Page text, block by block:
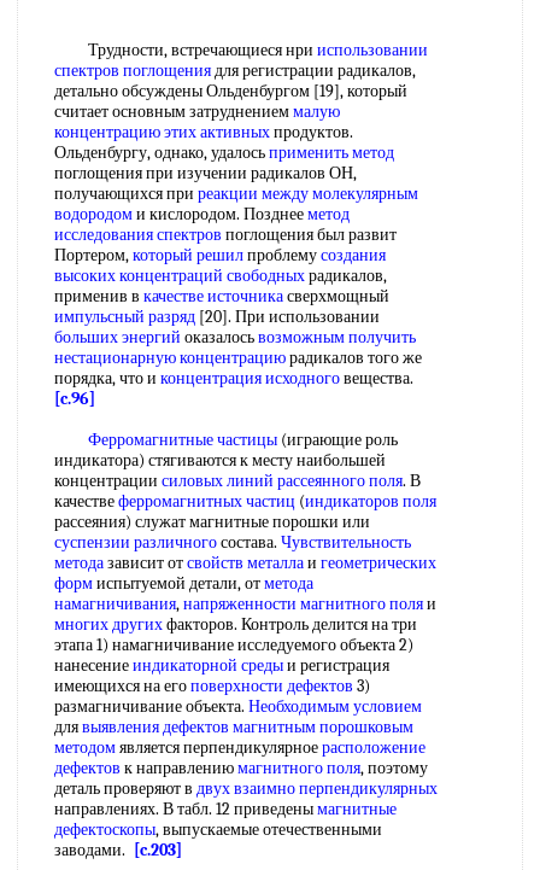
Трудности, встречающиеся нри использовании
спектров поглощениядля регистрации радикалов,
детально обсуждены Ольденбургом [19], который
считает основным затруднениеммалую
концентрациюэтих активныхпродуктов.
Ольденбургу, однако, удалосьприменить метод
поглощения при изучении радикалов ОН,
получающихся при реакции междумолекулярным
водородоми кислородом. Позднееметод
исследования спектров поглощения был развит
Портером,который решилпроблемусоздания
высокихконцентраций свободныхрадикалов,
применив в качестве источникасверхмощный
импульсный разряд [20]. При использовании
больших энергий оказалосьвозможным получить
нестационарную концентрациюрадикалов того же
порядка, что и концентрация исходноговещества.
[c.96]
Ферромагнитные частицы (играющие роль
индикатора) стягиваются к месту наибольшей
концентрации силовых линий рассеянного поля. В
качествеферромагнитных частиц (индикаторов поля
рассеяния) служат магнитные порошки или
суспензии различногосостава. Чувствительность
методазависит отсвойств металлаи геометрических
формиспытуемой детали, отметода
намагничивания,напряженности магнитного поляи
многих другихфакторов. Контроль делится на три
этапа 1) намагничивание исследуемого объекта 2)
нанесениеиндикаторной средыи регистрация
имеющихся на егоповерхности дефектов 3)
размагничивание объекта. Необходимым условием
длявыявления дефектов магнитным порошковым
методомявляется перпендикулярноерасположение
дефектов к направлениюмагнитного поля, поэтому
деталь проверяют в двухвзаимно перпендикулярных
направлениях. В табл. 12 приведенымагнитные
дефектоскопы, выпускаемые отечественными
заводами.
[c.203]